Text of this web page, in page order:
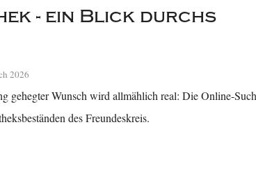
- ein Blick durchs
2026
gehegter Wunsch wird allmählich real: Die Online-
des Freundeskreis.